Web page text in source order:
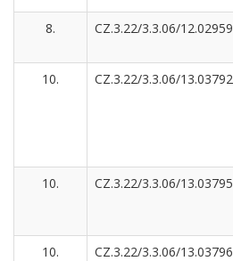
8.
CZ.3.22/3.3.06/12.02959
10.
CZ.3.22/3.3.06/13.03792
10.
CZ.3.22/3.3.06/13.03795
10.
CZ.3.22/3.3.06/13.03796